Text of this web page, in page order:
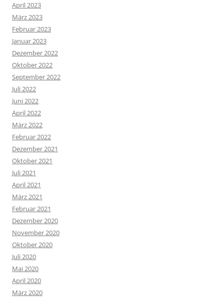
April 2023
März 2023
Februar 2023
Januar 2023
Dezember 2022
Oktober 2022
September 2022
Juli 2022
Juni 2022
April 2022
März 2022
Februar 2022
Dezember 2021
Oktober 2021
Juli 2021
April 2021
März 2021
Februar 2021
Dezember 2020
November 2020
Oktober 2020
Juli 2020
Mai 2020
April 2020
März 2020